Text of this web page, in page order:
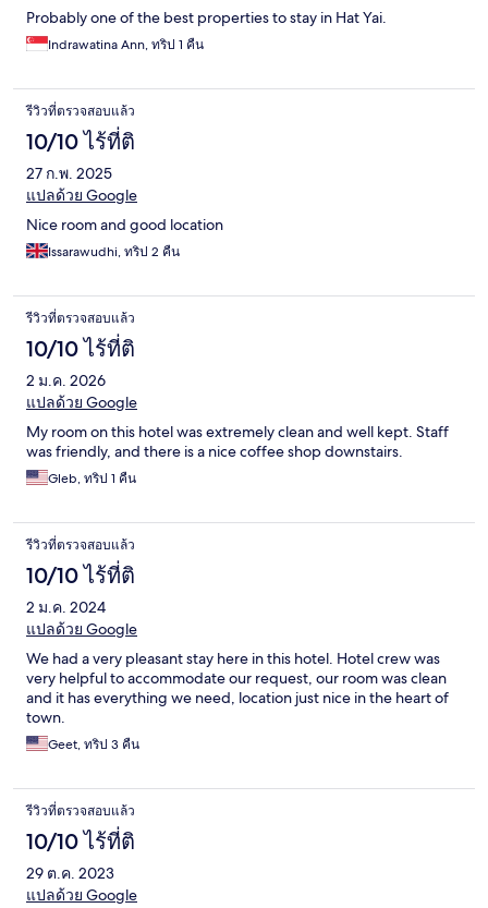
Probably one of the best properties to stay in Hat Yai.
Indrawatina Ann, ทริป 1 คืน
รีวิวที่ตรวจสอบแล้ว
10/10 ไร้ที่ติ
27 ก.พ. 2025
แปลด้วย Google
Nice room and good location
Issarawudhi, ทริป 2 คืน
รีวิวที่ตรวจสอบแล้ว
10/10 ไร้ที่ติ
2 ม.ค. 2026
แปลด้วย Google
My room on this hotel was extremely clean and well kept. Staff
was friendly, and there is a nice coffee shop downstairs.
Gleb, ทริป 1 คืน
รีวิวที่ตรวจสอบแล้ว
10/10 ไร้ที่ติ
2 ม.ค. 2024
แปลด้วย Google
We had a very pleasant stay here in this hotel. Hotel crew was
very helpful to accommodate our request, our room was clean
and it has everything we need, location just nice in the heart of
town.
Geet, ทริป 3 คืน
รีวิวที่ตรวจสอบแล้ว
10/10 ไร้ที่ติ
29 ต.ค. 2023
แปลด้วย Google